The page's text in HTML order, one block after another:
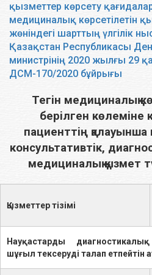
қызметтер көрсету
медициналық көрсетілетін
жөніндегі шарттың үлгілік
Қазақстан Республикасы
министрінің 2020 жылғы 29
ДСМ-170/2020 бұйрығы
Тегiн медициналық
берiлген көлемiне
пациенттiң қалауынша
консультативтiк,
медициналық қызмет
Қызметтер тізімі
Науқастарды
шұғыл тексеруді талап етпейтін